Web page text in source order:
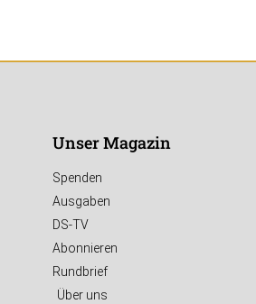
Unser Magazin
Spenden
Ausgaben
DS-TV
Abonnieren
Rundbrief
Über uns